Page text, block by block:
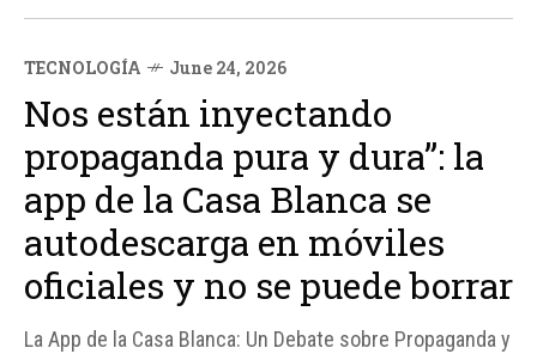
TECNOLOGÍA June 24, 2026
Nos están inyectando
propaganda pura y dura”: la
app de la Casa Blanca se
autodescarga en móviles
oficiales y no se puede borrar
La App de la Casa Blanca: Un Debate sobre Propaganda y